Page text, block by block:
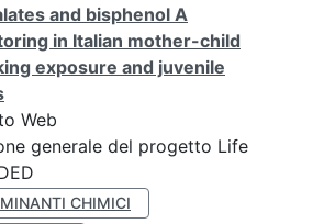
and bisphenol A
in Italian mother-child
exposure and juvenile
Web
generale del progetto Life
CHIMICI